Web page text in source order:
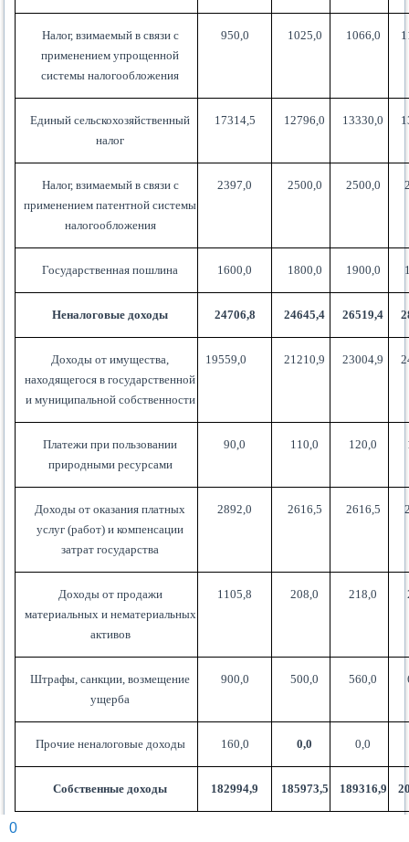
Налог, взимаемый в связи с
применением упрощенной
системы налогообложения
950,0 1025,0 1066,0
Единый сельскохозяйственный
налог
17314,5 12796,0 13330,0
Налог, взимаемый в связи с
применением патентной системы
налогообложения
2397,0 2500,0 2500,0
Государственная пошлина 1600,0 1800,0 1900,0
Неналоговые доходы 24706,8 24645,4 26519,4
Доходы от имущества,
находящегося в государственной
и муниципальной собственности
19559,0 21210,9 23004,9
Платежи при пользовании
природными ресурсами
90,0 110,0 120,0
Доходы от оказания платных
услуг (работ) и компенсации
затрат государства
2892,0 2616,5 2616,5
Доходы от продажи
материальных и нематериальных
активов
1105,8 208,0 218,0
Штрафы, санкции, возмещение
ущерба
900,0 500,0 560,0
Прочие неналоговые доходы 160,0 0,0 0,0
Собственные доходы 182994,9 185973,5 189316,9
0